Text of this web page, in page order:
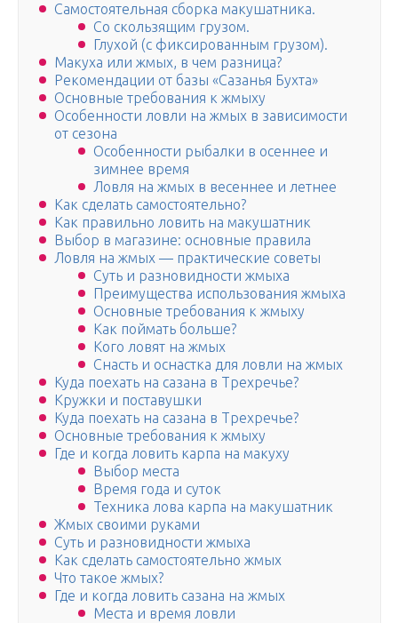
Самостоятельная сборка макушатника.
Со скользящим грузом.
Глухой (с фиксированным грузом).
Макуха или жмых, в чем разница?
Рекомендации от базы «Сазанья Бухта»
Основные требования к жмыху
Особенности ловли на жмых в зависимости
от сезона
Особенности рыбалки в осеннее и
зимнее время
Ловля на жмых в весеннее и летнее
Как сделать самостоятельно?
Как правильно ловить на макушатник
Выбор в магазине: основные правила
Ловля на жмых — практические советы
Суть и разновидности жмыха
Преимущества использования жмыха
Основные требования к жмыху
Как поймать больше?
Кого ловят на жмых
Снасть и оснастка для ловли на жмых
Куда поехать на сазана в Трехречье?
Кружки и поставушки
Куда поехать на сазана в Трехречье?
Основные требования к жмыху
Где и когда ловить карпа на макуху
Выбор места
Время года и суток
Техника лова карпа на макушатник
Жмых своими руками
Суть и разновидности жмыха
Как сделать самостоятельно жмых
Что такое жмых?
Где и когда ловить сазана на жмых
Места и время ловли